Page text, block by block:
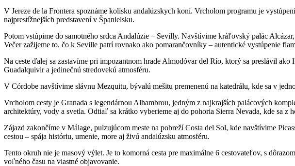
V Jereze de la Frontera spoznáme kolísku andalúzskych koní. Vrcholom programu je
najprestížnejších predstavení v Španielsku.
Potom vstúpime do samotného srdca Andalúzie – Sevilly. Navštívime kráľovský palác
Večer zažijeme to, čo k Seville patrí rovnako ako pomarančovníky – autentické vystúpenie
Na ceste ďalej sa zastavíme pri impozantnom hrade Almodóvar del Río, ktorý sa preslávil
Guadalquivir a jedinečnú stredovekú atmosféru.
V Córdobe navštívime slávnu Mezquitu, bývalú mešitu premenenú na katedrálu, kde sa v
Vrcholom cesty je Granada s legendárnou Alhambrou, jedným z najkrajších palácových
architektúry, vody a svetla. Odtiaľ sa krátko vyberieme aj do pohoria Sierra Nevada, kde sa
Zájazd zakončíme v Málage, pulzujúcom meste na pobreží Costa del Sol, kde navštívime
cestou – spája históriu, umenie, more aj živú andalúzsku atmosféru.
Tento okruh nie je masový výlet. Je to komorná cesta pre maximálne 6 cestovateľov, s
voľného času na vlastné objavovanie.